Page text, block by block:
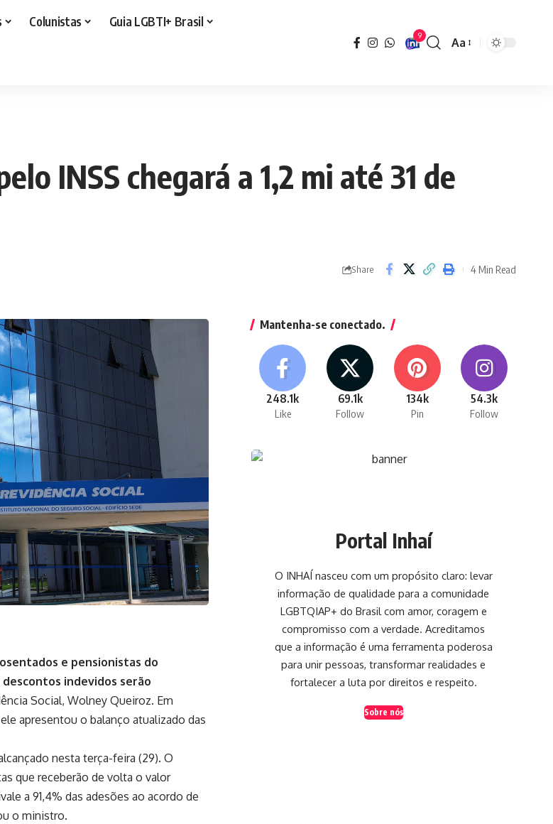
Colunistas Guia LGBTI+ Brasil
9
Font
Aa
INSS chegará a 1,2 mi até 31 de
Share 4 Min Read
e pensionistas do
indevidos serão
Social, Wolney Queiroz. Em
apresentou o balanço atualizado das
nesta terça-feira (29). O
que receberão de volta o valor
a 91,4% das adesões ao acordo de
o ministro.
Mantenha-se conectado.
248.1k
Like
69.1k
Follow
134k
Pin
54.3k
Follow
Portal Inhaí
O INHAÍ nasceu com um propósito claro: levar
informação de qualidade para a comunidade
LGBTQIAP+ do Brasil com amor, coragem e
compromisso com a verdade. Acreditamos
que a informação é uma ferramenta poderosa
para unir pessoas, transformar realidades e
fortalecer a luta por direitos e respeito.
Sobre nós